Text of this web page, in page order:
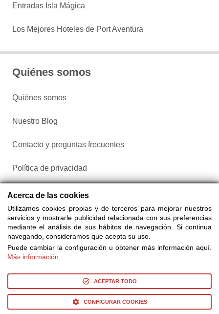
Entradas Isla Mágica
Los Mejores Hoteles de Port Aventura
Quiénes somos
Quiénes somos
Nuestro Blog
Contacto y preguntas frecuentes
Política de privacidad
Configurar cookies
de 25 proveedores
© Copyright 2014-2026 Ociocultura Network SL. - All Rights
Acerca de las cookies
Utilizamos cookies propias y de terceros para mejorar nuestros
servicios y mostrarle publicidad relacionada con sus preferencias
mediante el análisis de sus hábitos de navegación. Si continua
navegando, consideramos que acepta su uso.
Puede cambiar la configuración u obtener más información aquí.
Más información
ACEPTAR TODO
CONFIGURAR COOKIES